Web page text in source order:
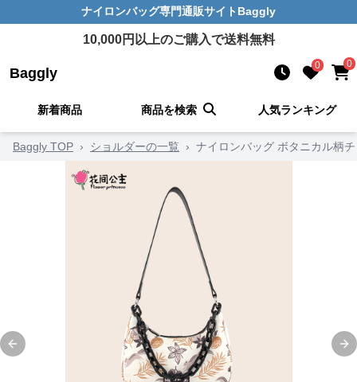
ナイロンバッグ専門通販サイト Baggly
10,000円以上のご購入で送料無料
Baggly 0 0
新着商品 商品を検索 人気ランキング
Baggly TOP › ショルダーの一覧 › ナイロンバッグ ボタニカル柄
Previous slide